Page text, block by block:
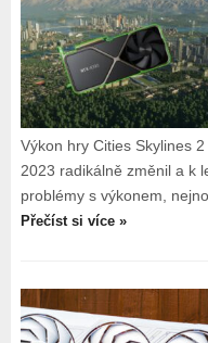
Výkon hry Cities Skylines
2023 radikálně změnil a k
problémy s výkonem,
Přečíst si více »